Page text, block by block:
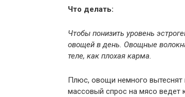
Что делать:
Чтобы понизить уровень
овощей в день. Овощные
теле, как плохая карма.
Плюс, овощи немного вытеснят
массовый спрос на мясо ведет